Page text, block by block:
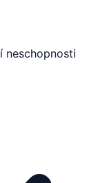
neschopnosti